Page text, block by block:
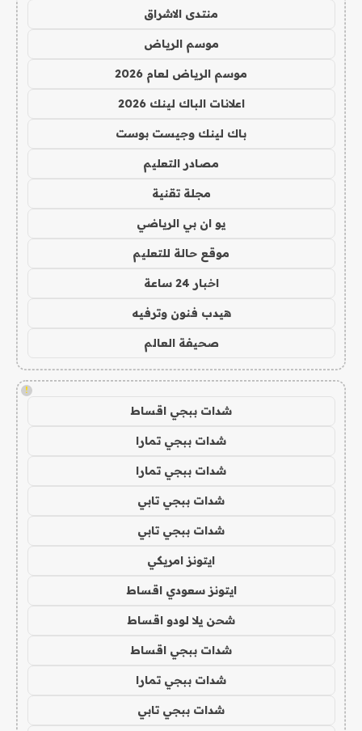
منتدى الاشراق
موسم الرياض
موسم الرياض لعام 2026
اعلانات الباك لينك 2026
باك لينك وجيست بوست
مصادر التعليم
مجلة تقنية
يو ان بي الرياضي
موقع حالة للتعليم
اخبار 24 ساعة
هيدب فنون وترفيه
صحيفة العالم
!
شدات ببجي اقساط
شدات ببجي تمارا
شدات ببجي تمارا
شدات ببجي تابي
شدات ببجي تابي
ايتونز امريكي
ايتونز سعودي اقساط
شحن يلا لودو اقساط
شدات ببجي اقساط
شدات ببجي تمارا
شدات ببجي تابي